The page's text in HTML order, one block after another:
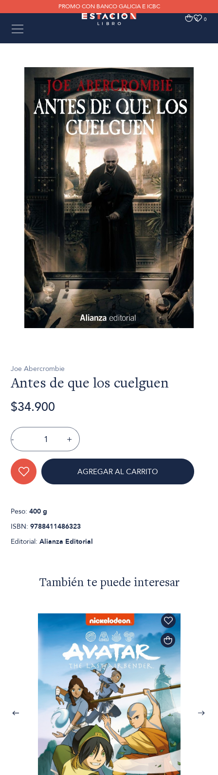
PROMO CON BANCO GALICIA E ICBC
0 0
Joe Abercrombie
Antes de que los cuelguen
$34.900
- +
AGREGAR AL CARRITO
Peso:400 g
ISBN:9788411486323
Editorial:Alianza Editorial
También te puede interesar